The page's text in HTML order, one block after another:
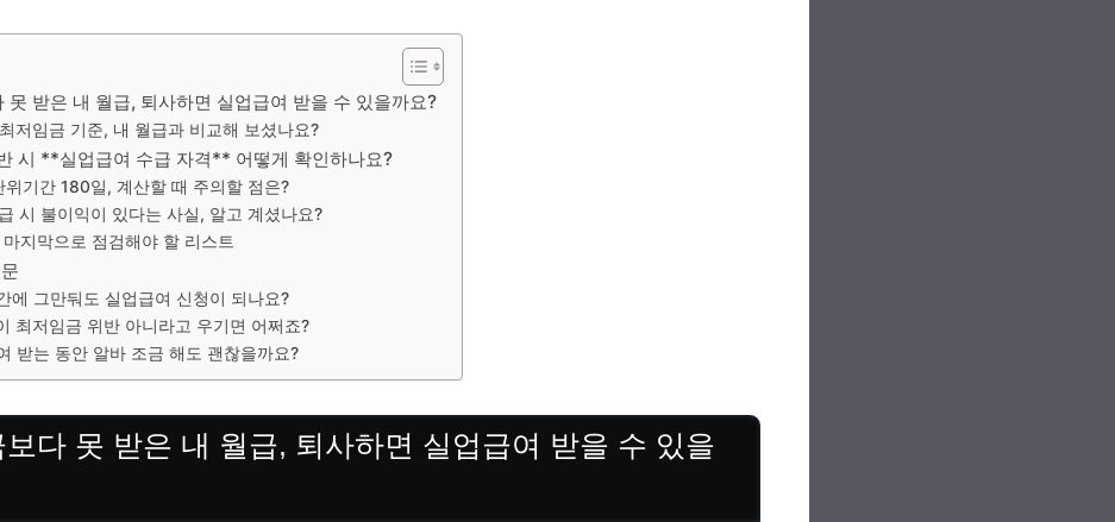
못 받은 내 월급, 퇴사하면 실업급여 받을 수 있을까요?
저임금 기준, 내 월급과 비교해 보셨나요?
시 **실업급여 수급 자격** 어떻게 확인하나요?
위기간 180일, 계산할 때 주의할 점은?
시 불이익이 있다는 사실, 알고 계셨나요?
지막으로 점검해야 할 리스트
에 그만둬도 실업급여 신청이 되나요?
최저임금 위반 아니라고 우기면 어쩌죠?
받는 동안 알바 조금 해도 괜찮을까요?
보다 못 받은 내 월급, 퇴사하면 실업급여 받을 수 있을